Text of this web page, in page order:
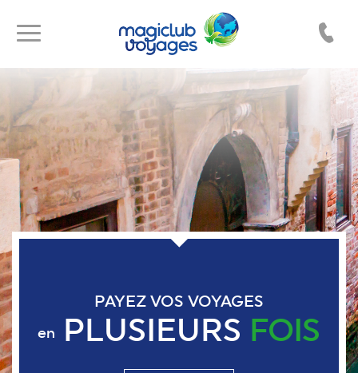
Toggle
Toggle
navigation
PAYEZ VOS VOYAGES
en PLUSIEURS FOIS